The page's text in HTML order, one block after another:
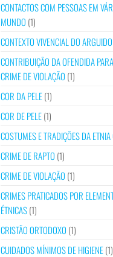
CONTACTOS COM PESSOAS EM
MUNDO (1)
CONTEXTO VIVENCIAL DO
CONTRIBUIÇÃO DA OFENDIDA
CRIME DE VIOLAÇÃO (1)
COR DA PELE(1)
COR DE PELE(1)
COSTUMES E TRADIÇÕES DA
CRIME DE RAPTO (1)
CRIME DE VIOLAÇÃO (1)
CRIMES PRATICADOS POR
ÉTNICAS(1)
CRISTÃO ORTODOXO (1)
CUIDADOS MÍNIMOS DE HIGIENE(1)